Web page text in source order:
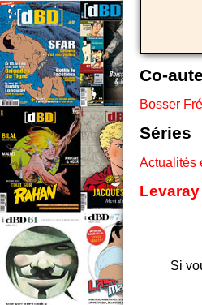
Co-
Bosser
Séries
Actualités
Si